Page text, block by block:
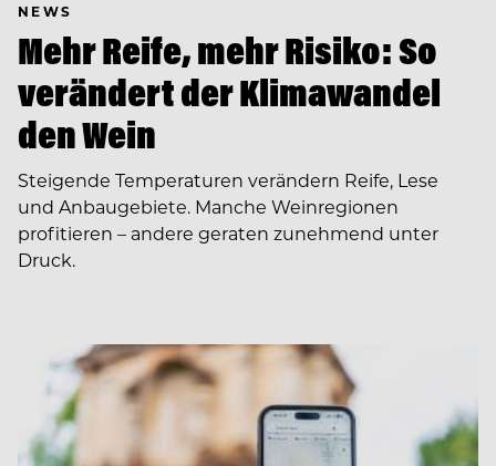
NEWS
Mehr Reife, mehr Risiko: So
verändert der Klimawandel
den Wein
Steigende Temperaturen verändern Reife, Lese
und Anbaugebiete. Manche Weinregionen
profitieren – andere geraten zunehmend unter
Druck.